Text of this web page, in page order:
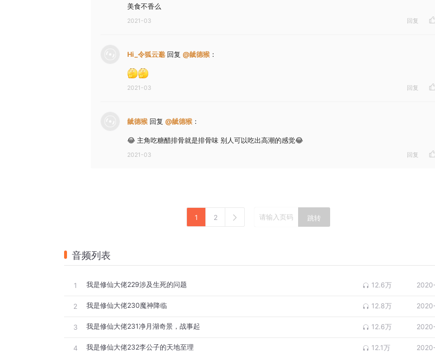
美食不香么
2021-03 回复
Hi_令狐云邈 回复 @龇德猴 ：
2021-03 回复
龇德猴 回复 @龇德猴 ：
😂 主角吃糖醋排骨就是排骨味 别人可以吃出高潮的感觉😂
2021-03 回复
1 2 跳转
音频列表
1 我是修仙大佬229涉及生死的问题 12.6万
2 我是修仙大佬230魔神降临 12.8万
3 我是修仙大佬231净月湖奇景，战事起 12.6万
4 我是修仙大佬232李公子的天地至理 12.1万